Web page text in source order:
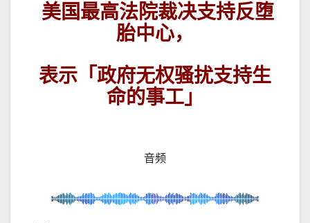
美国最高法院裁决支持反堕
胎中心，
表示「政府无权骚扰支持生
命的事工」
音频